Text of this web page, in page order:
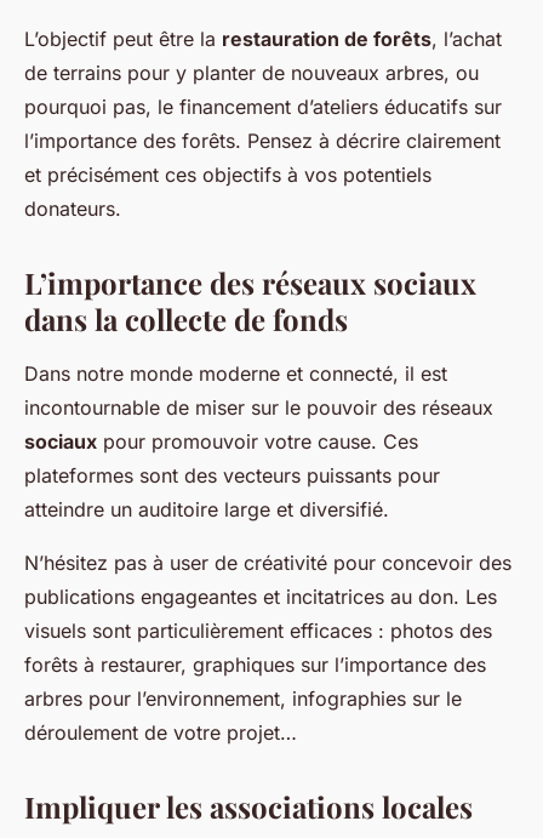
L’objectif peut être la restauration de forêts, l’achat
de terrains pour y planter de nouveaux arbres, ou
pourquoi pas, le financement d’ateliers éducatifs sur
l’importance des forêts. Pensez à décrire clairement
et précisément ces objectifs à vos potentiels
donateurs.
L’importance des réseaux sociaux
dans la collecte de fonds
Dans notre monde moderne et connecté, il est
incontournable de miser sur le pouvoir des réseaux
sociaux pour promouvoir votre cause. Ces
plateformes sont des vecteurs puissants pour
atteindre un auditoire large et diversifié.
N’hésitez pas à user de créativité pour concevoir des
publications engageantes et incitatrices au don. Les
visuels sont particulièrement efficaces : photos des
forêts à restaurer, graphiques sur l’importance des
arbres pour l’environnement, infographies sur le
déroulement de votre projet…
Impliquer les associations locales